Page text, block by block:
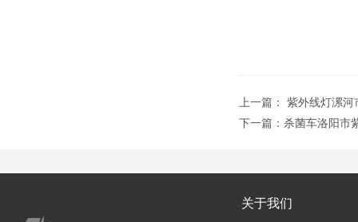
上一篇： 紫外线灯漯河
下一篇： 杀菌车洛阳市
关于我们